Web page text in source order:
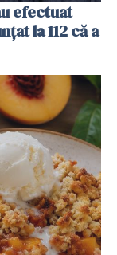
efectuat
la 112 că a